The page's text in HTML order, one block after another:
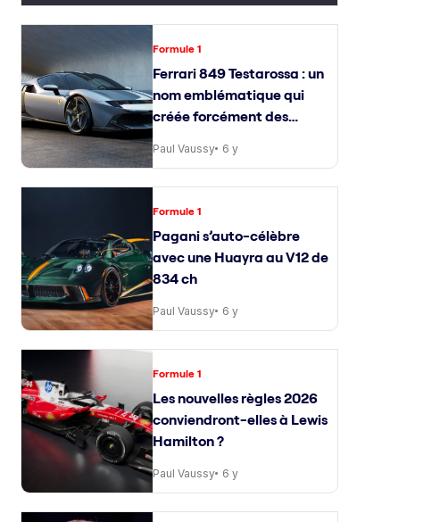
Formule 1
Ferrari 849 Testarossa : un
nom emblématique qui
créée forcément des
attentes
Paul Vaussy 6 y
Formule 1
Pagani s’auto-célèbre
avec une Huayra au V12 de
834 ch
Paul Vaussy 6 y
Formule 1
Les nouvelles règles 2026
conviendront-elles à Lewis
Hamilton ?
Paul Vaussy 6 y